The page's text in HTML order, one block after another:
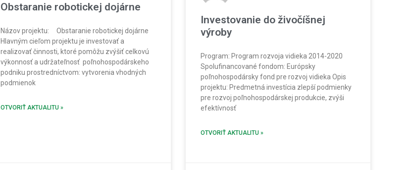
Obstaranie robotickej dojárne
Názov projektu: Obstaranie robotickej dojárne
Hlavným cieľom projektu je investovať a
realizovať činnosti, ktoré pomôžu zvýšiť celkovú
výkonnosť a udržateľnosť poľnohospodárskeho
podniku prostredníctvom: vytvorenia vhodných
podmienok
OTVORIŤ AKTUALITU »
Investovanie do živočíšnej
výroby
Program: Program rozvoja vidieka 2014-2020
Spolufinancované fondom: Európsky
poľnohospodársky fond pre rozvoj vidieka Opis
projektu: Predmetná investícia zlepší podmienky
pre rozvoj poľnohospodárskej produkcie, zvýši
efektívnosť
OTVORIŤ AKTUALITU »